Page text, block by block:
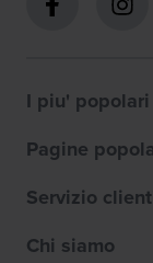
I piu' popolari
Pagine
Servizio
Chi siamo